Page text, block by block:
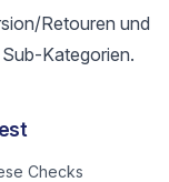
Retouren und
Kategorien.
Checks